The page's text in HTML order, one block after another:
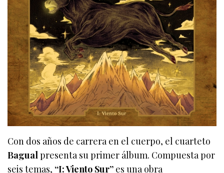
Con dos años de carrera en el cuerpo, el cuarteto
Bagual presenta su primer álbum. Compuesta por
seis temas, “I: Viento Sur” es una obra